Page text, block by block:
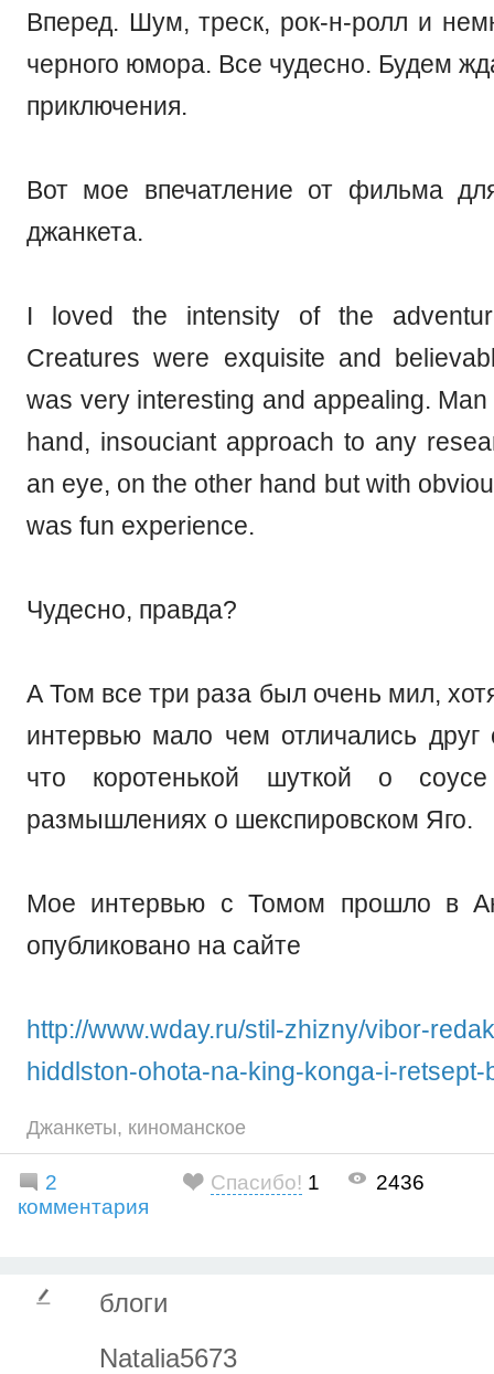
Вперед. Шум, треск, рок-н-ролл и
черного юмора. Все чудесно. Будем
приключения.
Вот мое впечатление от фильма
джанкета.
I loved the intensity of the
Creatures were exquisite and
was very interesting and appealing.
hand, insouciant approach to any
an eye, on the other hand but with
was fun experience.
Чудесно, правда?
А Том все три раза был очень мил,
интервью мало чем отличались друг
что коротенькой шуткой о
размышлениях о шекспировском Яго.
Мое интервью с Томом прошло в
опубликовано на сайте
http://www.wday.ru/stil-zhizny/vibor-
hiddlston-ohota-na-king-konga-i-retsept-
Джанкеты, киноманское
2
комментария
Спасибо! 1 2436
блоги
Natalia5673